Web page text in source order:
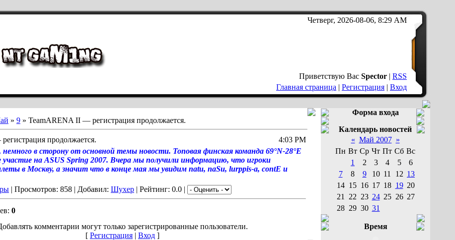
Четверг, 2026-08-06, 8:29 AM
Приветствую Вас Spector | RSS
Главная страница | Регистрация | Вход
» 9 » TeamARENA II — регистрация продолжается.
продолжается.
4:03 PM
в сторону от основной темы новости. Топовая финская команда 69°N-28°E
участие на ASUS Spring 2007. Вчера мы получили информацию, что игроки
в Москву, а значит что в конце мая мы увидим natu, naSu, lurppis-а, contE и
| Просмотров: 858 | Добавил: Шухер | Рейтинг: 0.0 |
0
комментарии могут только зарегистрированные пользователи.
[ Регистрация | Вход ]
Форма входа
Календарь новостей
« Май 2007 »
Пн Вт Ср Чт Пт Сб Вс
1
2 3 4 5
6
7
8 9 10 11 12 13
14 15 16 17 18 19 20
21
22 23 24 25 26 27
28 29 30 31
Время